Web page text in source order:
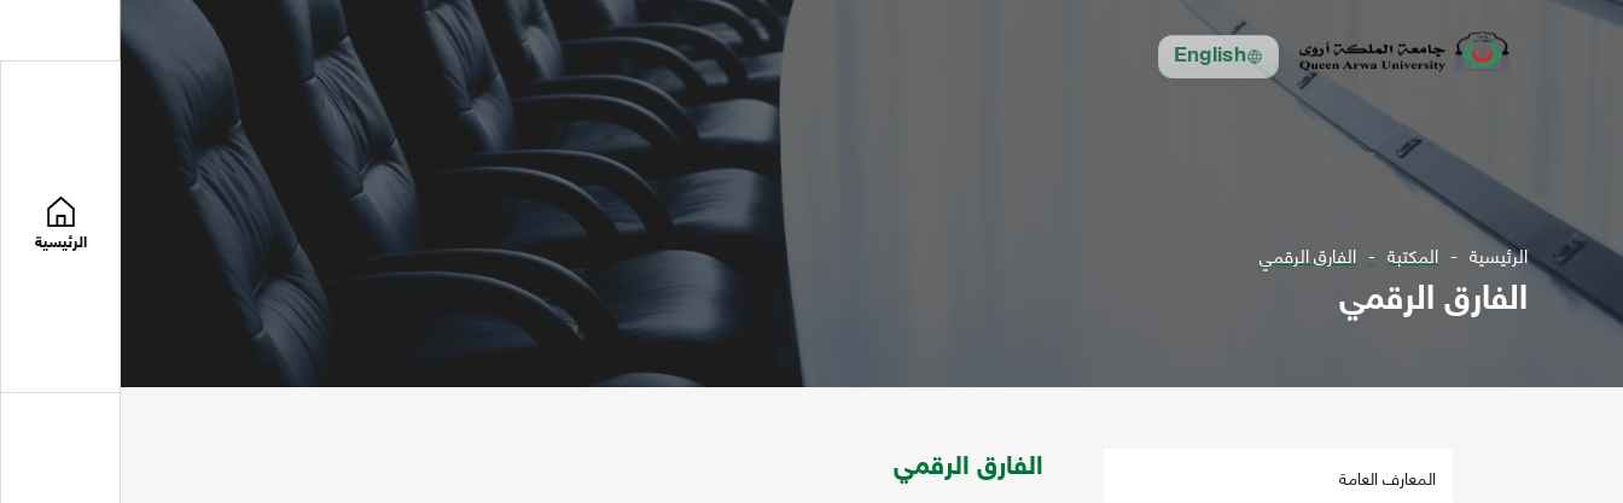
English
الرئيسية الرئيسية المكتبة الفارق الرقمي
الفارق الرقمي
المعارف العامة
الفارق الرقمي